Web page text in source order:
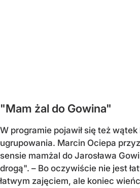
"Mam żal do Gowina"
W programie pojawił się też wątek
ugrupowania. Marcin Ociepa
sensie mamżal do Jarosława
drogą". – Bo oczywiście nie jest
łatwym zajęciem, ale koniec